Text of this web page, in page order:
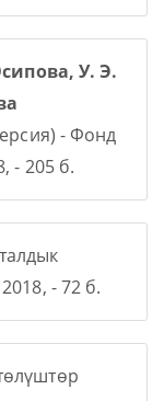
У. Э.
- Фонд
- 205 б.
- 72 б.